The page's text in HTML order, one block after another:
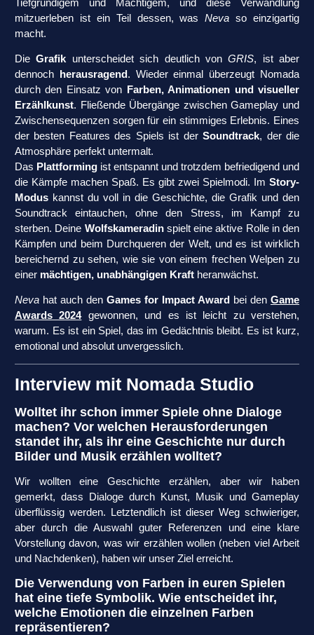
Tiefgründigem und Mächtigem, und diese Verwandlung
mitzuerleben ist ein Teil dessen, wasNeva so einzigartig
macht.
DieGrafik unterscheidet sich deutlich vonGRIS, ist aber
dennoch
herausragend . Wieder einmal überzeugt Nomada
durch den Einsatz von
Farben, Animationen und visueller
Erzählkunst. Fließende Übergänge zwischen Gameplay und
Zwischensequenzen sorgen für ein stimmiges Erlebnis. Eines
der besten Features des Spiels ist derSoundtrack, der die
Atmosphäre perfekt untermalt.
Das Plattforming ist entspannt und trotzdem befriedigend und
die Kämpfe machen Spaß. Es gibt zwei Spielmodi. Im Story-
Modus kannst du voll in die Geschichte, die Grafik und den
Soundtrack eintauchen, ohne den Stress, im Kampf zu
sterben. Deine Wolfskameradin spielt eine aktive Rolle in den
Kämpfen und beim Durchqueren der Welt, und es ist wirklich
bereichernd zu sehen, wie sie von einem frechen Welpen zu
einer mächtigen, unabhängigen Kraft heranwächst.
Neva hat auch den Games for Impact Award bei den Game
Awards 2024gewonnen, und es ist leicht zu verstehen,
warum. Es ist ein Spiel, das im Gedächtnis bleibt. Es ist kurz,
emotional und absolut unvergesslich.
Interview mit Nomada Studio
Wolltet ihr schon immer Spiele ohne Dialoge
machen? Vor welchen Herausforderungen
standet ihr, als ihr eine Geschichte nur durch
Bilder und Musik erzählen wolltet?
Wir wollten eine Geschichte erzählen, aber wir haben
gemerkt, dass Dialoge durch Kunst, Musik und Gameplay
überflüssig werden. Letztendlich ist dieser Weg schwieriger,
aber durch die Auswahl guter Referenzen und eine klare
Vorstellung davon, was wir erzählen wollen (neben viel Arbeit
und Nachdenken), haben wir unser Ziel erreicht.
Die Verwendung von Farben in euren Spielen
hat eine tiefe Symbolik. Wie entscheidet ihr,
welche Emotionen die einzelnen Farben
repräsentieren?